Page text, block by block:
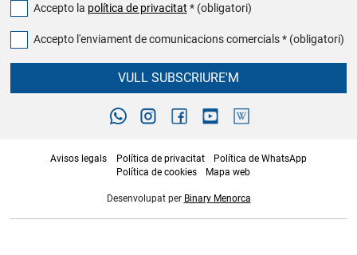
Accepto la política de privacitat * (obligatori)
Accepto l'enviament de comunicacions comercials * (obligatori)
VULL SUBSCRIURE'M
Avisos legals Política de privacitat
Política de WhatsApp
Política de cookies
Mapa web
Desenvolupat per Binary Menorca